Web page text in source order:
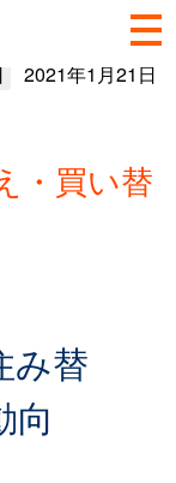
2021年1月21日
・買い替
み替
向